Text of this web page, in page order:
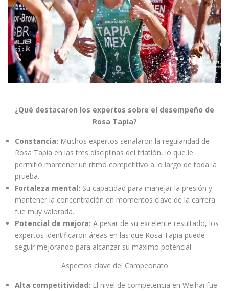
¿Qué destacaron los expertos sobre el desempeño de
Rosa Tapia?
Constancia: Muchos expertos señalaron la regularidad de
Rosa Tapia en las tres disciplinas del triatlón, lo que le
permitió mantener un ritmo competitivo a lo largo de toda la
prueba.
Fortaleza mental: Su capacidad para manejar la presión y
mantener la concentración en momentos clave de la carrera
fue muy valorada.
Potencial de mejora: A pesar de su excelente resultado, los
expertos identificaron áreas en las que Rosa Tapia puede
seguir mejorando para alcanzar su máximo potencial.
Aspectos clave del Campeonato
Alta competitividad: El nivel de competencia en Weihai fue